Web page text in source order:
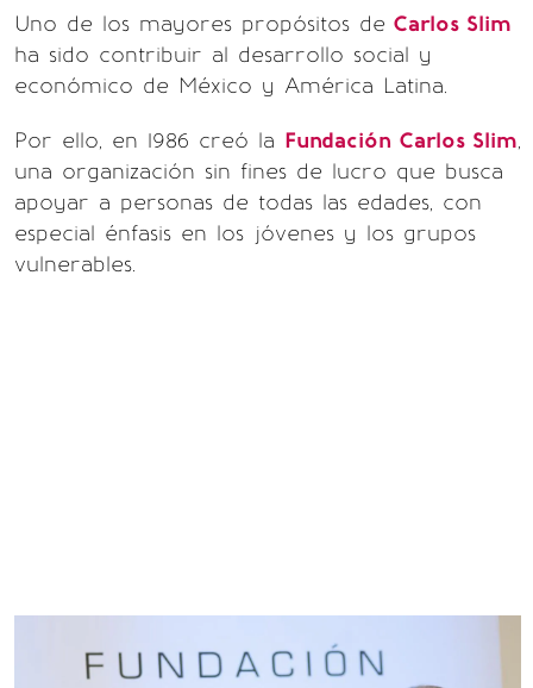
Uno de los mayores propósitos de Carlos Slim
ha sido contribuir al desarrollo social y
económico de México y América Latina.
Por ello, en 1986 creó la Fundación Carlos Slim,
una organización sin fines de lucro que busca
apoyar a personas de todas las edades, con
especial énfasis en los jóvenes y los grupos
vulnerables.